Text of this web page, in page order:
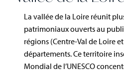
La vallée de la Loire réunit
patrimoniaux ouverts au
régions (Centre-Val de Loire
départements. Ce territoire
Mondial de l’UNESCO